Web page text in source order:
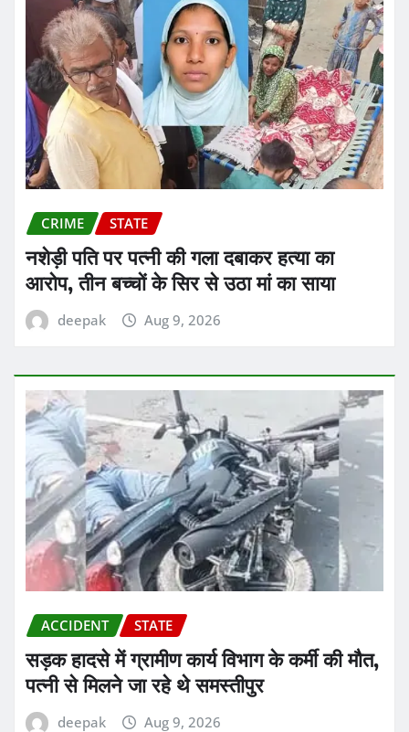
CRIME STATE
नशेड़ी पति पर पत्नी की गला दबाकर हत्या का
आरोप, तीन बच्चों के सिर से उठा मां का साया
deepak Aug 9, 2026
ACCIDENT STATE
सड़क हादसे में ग्रामीण कार्य विभाग के कर्मी की मौत,
पत्नी से मिलने जा रहे थे समस्तीपुर
deepak Aug 9, 2026